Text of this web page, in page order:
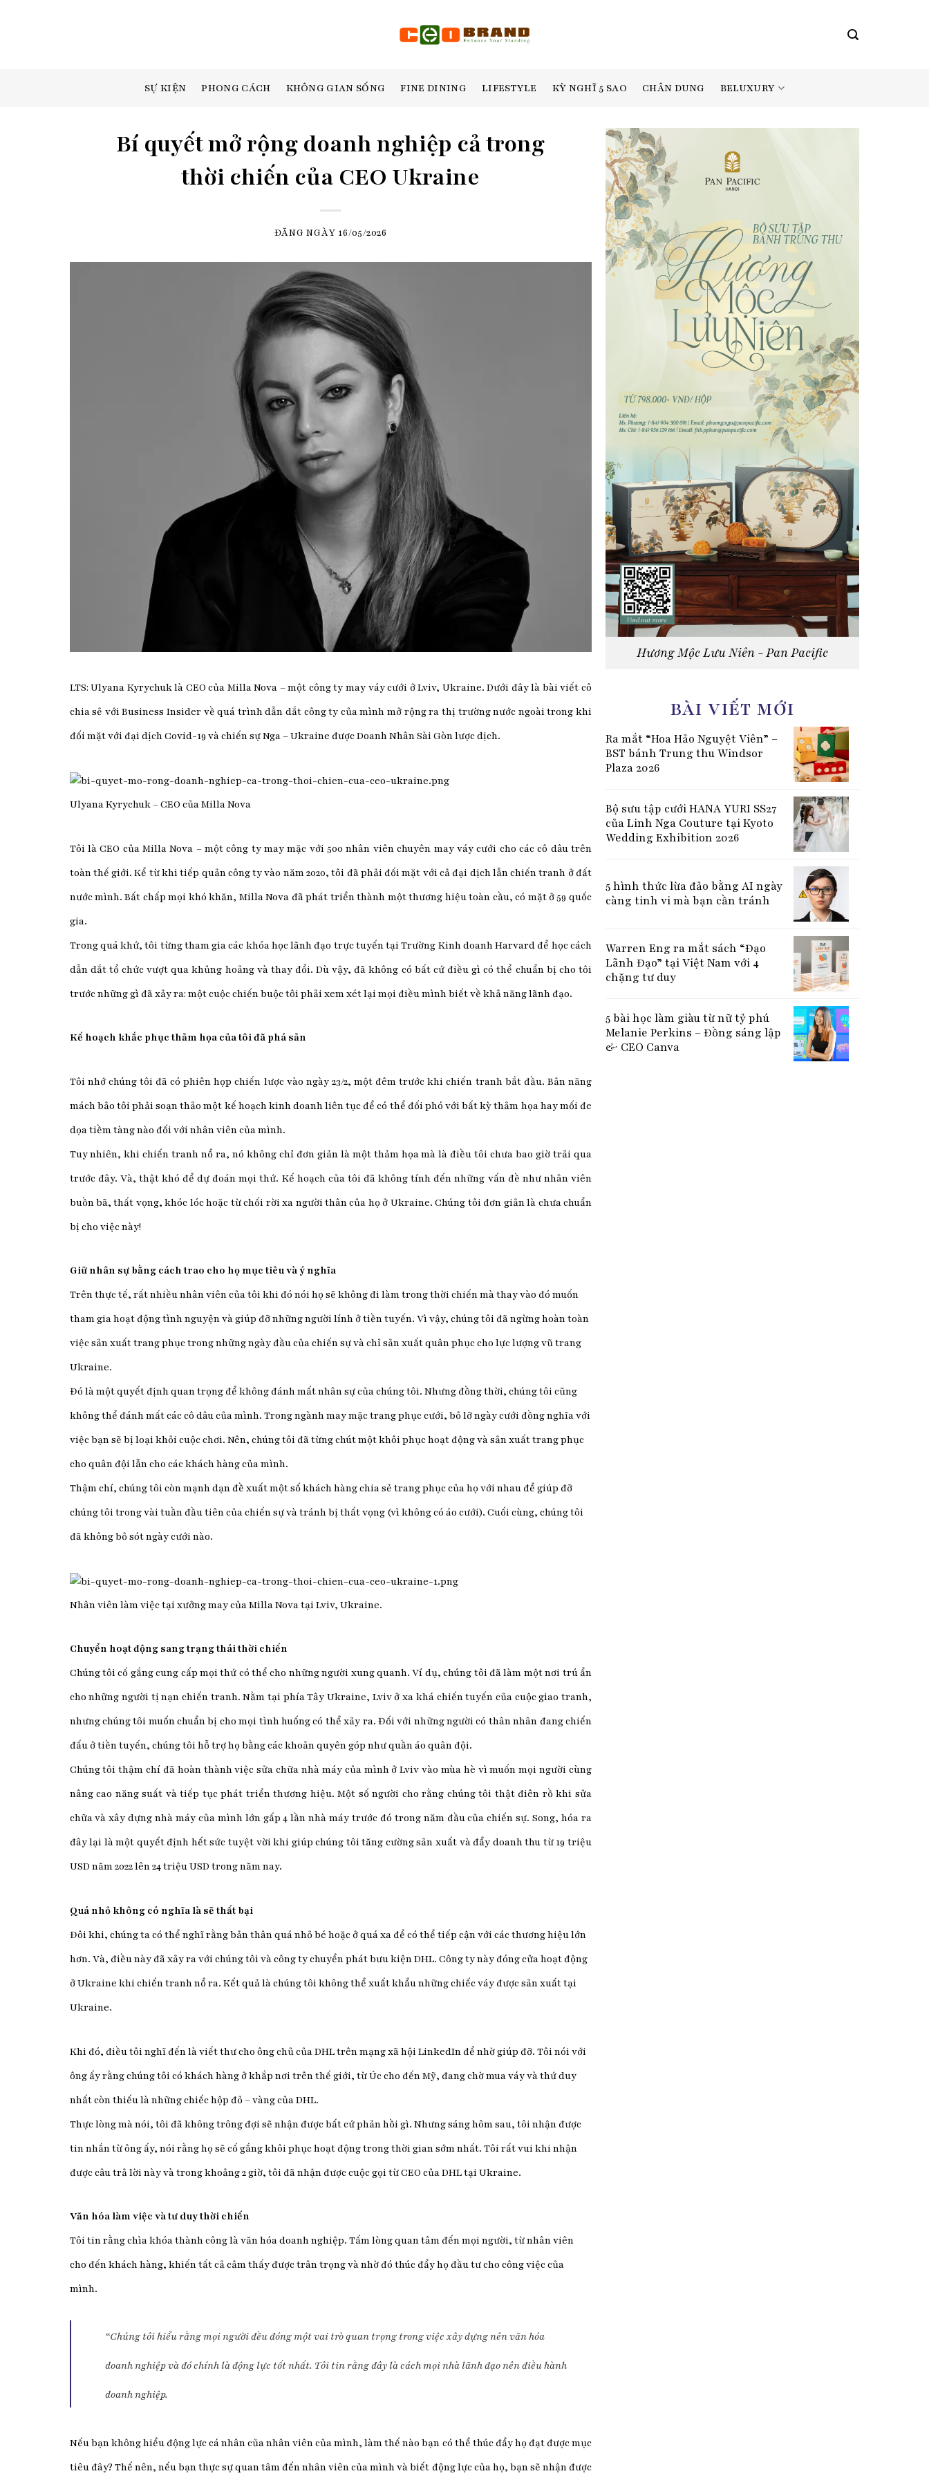
SỰ KIỆN PHONG CÁCH KHÔNG GIAN SỐNG FINE DINING LIFESTYLE KỲ NGHĨ 5 SAO CHÂN DUNG BELUXURY
Bí quyết mở rộng doanh nghiệp cả trong
thời chiến của CEO Ukraine
ĐĂNG NGÀY 16/05/2026
LTS: Ulyana Kyrychuk là CEO của Milla Nova – một công ty may váy cưới ở Lviv, Ukraine. Dưới đây là bài viết cô
chia sẻ với Business Insider về quá trình dẫn dắt công ty của mình mở rộng ra thị trường nước ngoài trong khi
đối mặt với đại dịch Covid-19 và chiến sự Nga – Ukraine được Doanh Nhân Sài Gòn lược dịch.
Ulyana Kyrychuk – CEO của Milla Nova
Tôi là CEO của Milla Nova – một công ty may mặc với 500 nhân viên chuyên may váy cưới cho các cô dâu trên
toàn thế giới. Kể từ khi tiếp quản công ty vào năm 2020, tôi đã phải đối mặt với cả đại dịch lẫn chiến tranh ở đất
nước mình. Bất chấp mọi khó khăn, Milla Nova đã phát triển thành một thương hiệu toàn cầu, có mặt ở 59 quốc
gia.
Trong quá khứ, tôi từng tham gia các khóa học lãnh đạo trực tuyến tại Trường Kinh doanh Harvard để học cách
dẫn dắt tổ chức vượt qua khủng hoảng và thay đổi. Dù vậy, đã không có bất cứ điều gì có thể chuẩn bị cho tôi
trước những gì đã xảy ra: một cuộc chiến buộc tôi phải xem xét lại mọi điều mình biết về khả năng lãnh đạo.
Kế hoạch khắc phục thảm họa của tôi đã phá sản
Tôi nhớ chúng tôi đã có phiên họp chiến lược vào ngày 23/2, một đêm trước khi chiến tranh bắt đầu. Bản năng
mách bảo tôi phải soạn thảo một kế hoạch kinh doanh liên tục để có thể đối phó với bất kỳ thảm họa hay mối đe
dọa tiềm tàng nào đối với nhân viên của mình.
Tuy nhiên, khi chiến tranh nổ ra, nó không chỉ đơn giản là một thảm họa mà là điều tôi chưa bao giờ trải qua
trước đây. Và, thật khó để dự đoán mọi thứ. Kế hoạch của tôi đã không tính đến những vấn đề như nhân viên
buồn bã, thất vọng, khóc lóc hoặc từ chối rời xa người thân của họ ở Ukraine. Chúng tôi đơn giản là chưa chuẩn
bị cho việc này!
Giữ nhân sự bằng cách trao cho họ mục tiêu và ý nghĩa
Trên thực tế, rất nhiều nhân viên của tôi khi đó nói họ sẽ không đi làm trong thời chiến mà thay vào đó muốn
tham gia hoạt động tình nguyện và giúp đỡ những người lính ở tiền tuyến. Vì vậy, chúng tôi đã ngừng hoàn toàn
việc sản xuất trang phục trong những ngày đầu của chiến sự và chỉ sản xuất quân phục cho lực lượng vũ trang
Ukraine.
Đó là một quyết định quan trọng để không đánh mất nhân sự của chúng tôi. Nhưng đồng thời, chúng tôi cũng
không thể đánh mất các cô dâu của mình. Trong ngành may mặc trang phục cưới, bỏ lỡ ngày cưới đồng nghĩa với
việc bạn sẽ bị loại khỏi cuộc chơi. Nên, chúng tôi đã từng chút một khôi phục hoạt động và sản xuất trang phục
cho quân đội lẫn cho các khách hàng của mình.
Thậm chí, chúng tôi còn mạnh dạn đề xuất một số khách hàng chia sẻ trang phục của họ với nhau để giúp đỡ
chúng tôi trong vài tuần đầu tiên của chiến sự và tránh bị thất vọng (vì không có áo cưới). Cuối cùng, chúng tôi
đã không bỏ sót ngày cưới nào.
Nhân viên làm việc tại xưởng may của Milla Nova tại Lviv, Ukraine.
Chuyển hoạt động sang trạng thái thời chiến
Chúng tôi cố gắng cung cấp mọi thứ có thể cho những người xung quanh. Ví dụ, chúng tôi đã làm một nơi trú ẩn
cho những người tị nạn chiến tranh. Nằm tại phía Tây Ukraine, Lviv ở xa khá chiến tuyến của cuộc giao tranh,
nhưng chúng tôi muốn chuẩn bị cho mọi tình huống có thể xảy ra. Đối với những người có thân nhân đang chiến
đấu ở tiền tuyến, chúng tôi hỗ trợ họ bằng các khoản quyên góp như quần áo quân đội.
Chúng tôi thậm chí đã hoàn thành việc sửa chữa nhà máy của mình ở Lviv vào mùa hè vì muốn mọi người cùng
nâng cao năng suất và tiếp tục phát triển thương hiệu. Một số người cho rằng chúng tôi thật điên rồ khi sửa
chữa và xây dựng nhà máy của mình lớn gấp 4 lần nhà máy trước đó trong năm đầu của chiến sự. Song, hóa ra
đây lại là một quyết định hết sức tuyệt vời khi giúp chúng tôi tăng cường sản xuất và đẩy doanh thu từ 19 triệu
USD năm 2022 lên 24 triệu USD trong năm nay.
Quá nhỏ không có nghĩa là sẽ thất bại
Đôi khi, chúng ta có thể nghĩ rằng bản thân quá nhỏ bé hoặc ở quá xa để có thể tiếp cận với các thương hiệu lớn
hơn. Và, điều này đã xảy ra với chúng tôi và công ty chuyển phát bưu kiện DHL. Công ty này đóng cửa hoạt động
ở Ukraine khi chiến tranh nổ ra. Kết quả là chúng tôi không thể xuất khẩu những chiếc váy được sản xuất tại
Ukraine.
Khi đó, điều tôi nghĩ đến là viết thư cho ông chủ của DHL trên mạng xã hội LinkedIn để nhờ giúp đỡ. Tôi nói với
ông ấy rằng chúng tôi có khách hàng ở khắp nơi trên thế giới, từ Úc cho đến Mỹ, đang chờ mua váy và thứ duy
nhất còn thiếu là những chiếc hộp đỏ – vàng của DHL.
Thực lòng mà nói, tôi đã không trông đợi sẽ nhận được bất cứ phản hồi gì. Nhưng sáng hôm sau, tôi nhận được
tin nhắn từ ông ấy, nói rằng họ sẽ cố gắng khôi phục hoạt động trong thời gian sớm nhất. Tôi rất vui khi nhận
được câu trả lời này và trong khoảng 2 giờ, tôi đã nhận được cuộc gọi từ CEO của DHL tại Ukraine.
Văn hóa làm việc và tư duy thời chiến
Tôi tin rằng chìa khóa thành công là văn hóa doanh nghiệp. Tấm lòng quan tâm đến mọi người, từ nhân viên
cho đến khách hàng, khiến tất cả cảm thấy được trân trọng và nhờ đó thúc đẩy họ đầu tư cho công việc của
mình.
“Chúng tôi hiểu rằng mọi người đều đóng một vai trò quan trọng trong việc xây dựng nên văn hóa
doanh nghiệp và đó chính là động lực tốt nhất. Tôi tin rằng đây là cách mọi nhà lãnh đạo nên điều hành
doanh nghiệp.
Nếu bạn không hiểu động lực cá nhân của nhân viên của mình, làm thế nào bạn có thể thúc đẩy họ đạt được mục
tiêu đây? Thế nên, nếu bạn thực sự quan tâm đến nhân viên của mình và biết động lực của họ, bạn sẽ nhận được
Hương Mộc Lưu Niên - Pan Pacific
BÀI VIẾT MỚI
Ra mắt “Hoa Hảo Nguyệt Viên” –
BST bánh Trung thu Windsor
Plaza 2026
Bộ sưu tập cưới HANA YURI SS27
của Linh Nga Couture tại Kyoto
Wedding Exhibition 2026
5 hình thức lừa đảo bằng AI ngày
càng tinh vi mà bạn cần tránh
Warren Eng ra mắt sách “Đạo
Lãnh Đạo” tại Việt Nam với 4
chặng tư duy
5 bài học làm giàu từ nữ tỷ phú
Melanie Perkins – Đồng sáng lập
& CEO Canva